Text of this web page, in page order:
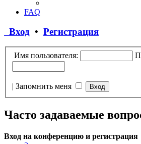
FAQ
Вход • Регистрация
Имя пользователя:
| Запомнить меня
Часто задаваемые
Вход на конференцию и регистрация